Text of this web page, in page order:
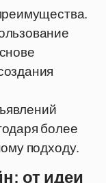
более
подходу.
от идеи